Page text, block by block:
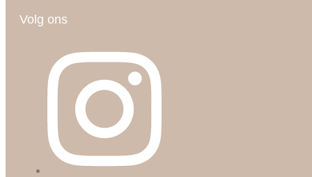
Volg ons